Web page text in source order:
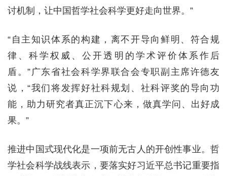
讨机制，让中国哲学社会科学更好走向世界。”
“自主知识体系的构建，离不开导向鲜明、符合规
律、科学权威、公开透明的学术评价体系作后
盾。”广东省社会科学界联合会专职副主席许德友
说，“我们将发挥好社科规划、社科评奖的导向功
能，助力研究者真正沉下心来，做真学问、出好成
果。”
推进中国式现代化是一项前无古人的开创性事业。哲
学社会科学战线表示，要落实好习近平总书记重要指